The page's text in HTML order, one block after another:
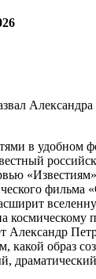
в удобном
«Известиям»
фильма
космическому
Александр
какой образ